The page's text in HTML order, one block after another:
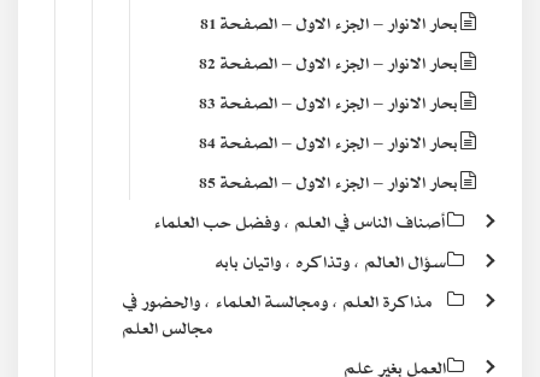
بحار الانوار – الجزء الاول – الصفحة 81
بحار الانوار – الجزء الاول – الصفحة 82
بحار الانوار – الجزء الاول – الصفحة 83
بحار الانوار – الجزء الاول – الصفحة 84
بحار الانوار – الجزء الاول – الصفحة 85
أصناف الناس في العلم ، وفضل حب العلماء
سؤال العالم ، وتذاكره ، واتيان بابه
مذاكرة العلم ، ومجالسة العلماء ، والحضور في
مجالس العلم
العمل بغير علم